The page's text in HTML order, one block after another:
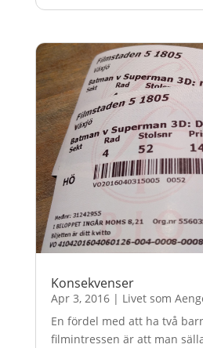
Konsekvenser
Apr 3, 2016| Livet som
En fördel med att ha två
filmintressen är att man